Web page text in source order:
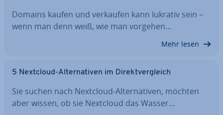
Domains kaufen und verkaufen kann lukrativ sein –
wenn man denn weiß, wie man vorgehen…
Mehr lesen
5 Nextcloud-Al­ter­na­ti­ven im Di­rekt­ver­gleich
Sie suchen nach Nextcloud-Al­ter­na­ti­ven, möchten
aber wissen, ob sie Nextcloud das Wasser…